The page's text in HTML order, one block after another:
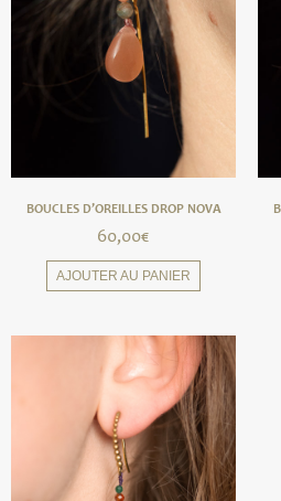
BOUCLES D’OREILLES DROP NOVA
60,00€
AJOUTER AU PANIER